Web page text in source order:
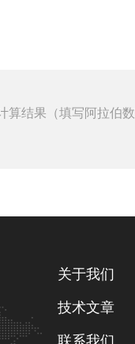
算结果（填写阿拉伯
关于我们
技术文章
联系我们